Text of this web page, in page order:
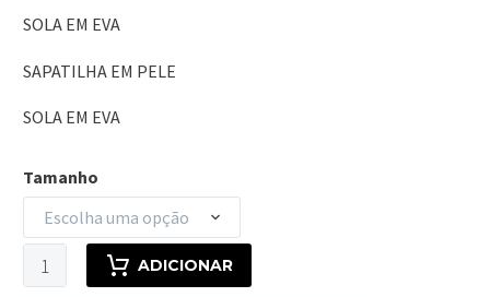
SOLA EM EVA
SAPATILHA EM PELE
SOLA EM EVA
Tamanho
Escolha uma opção
Quantidade
de
ADICIONAR